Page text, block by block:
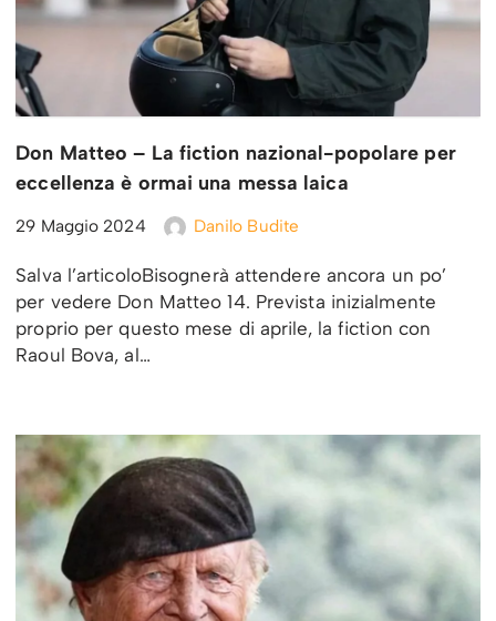
Don Matteo – La fiction nazional-popolare per
eccellenza è ormai una messa laica
29 Maggio 2024 Danilo Budite
Salva l’articoloBisognerà attendere ancora un po’
per vedere Don Matteo 14. Prevista inizialmente
proprio per questo mese di aprile, la fiction con
Raoul Bova, al…